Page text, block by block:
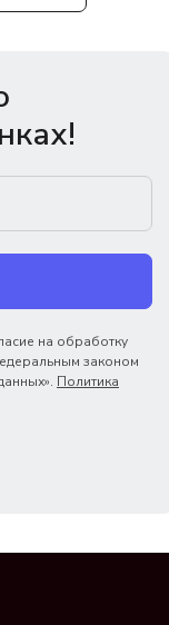
на обработку
законом
Политика